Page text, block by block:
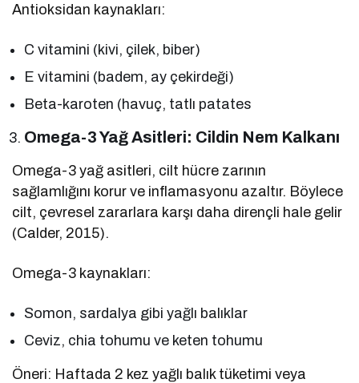
Antioksidan kaynakları:
C vitamini (kivi, çilek, biber)
E vitamini (badem, ay çekirdeği)
Beta-karoten (havuç, tatlı patates
Omega-3 Yağ Asitleri: Cildin Nem Kalkanı
Omega-3 yağ asitleri, cilt hücre zarının
sağlamlığını korur ve inflamasyonu azaltır. Böylece
cilt, çevresel zararlara karşı daha dirençli hale gelir
(Calder, 2015).
Omega-3 kaynakları:
Somon, sardalya gibi yağlı balıklar
Ceviz, chia tohumu ve keten tohumu
Öneri: Haftada 2 kez yağlı balık tüketimi veya